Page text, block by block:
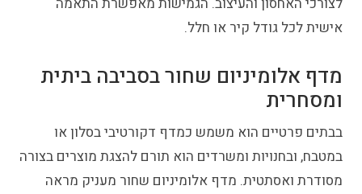
אישית לכל גודל קיר או חלל.
מדף אלומיניום שחור בסביבה ביתית
ומסחרית
בבתים פרטיים הוא משמש כמדף דקורטיבי בסלון או
במטבח, ובחנויות ומשרדים הוא תורם להצגת מוצרים בצורה
מסודרת ואסתטית. מדף אלומיניום שחור מעניק מראה